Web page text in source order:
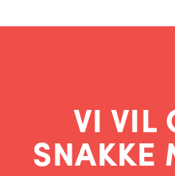
VI VIL
SNAKKE